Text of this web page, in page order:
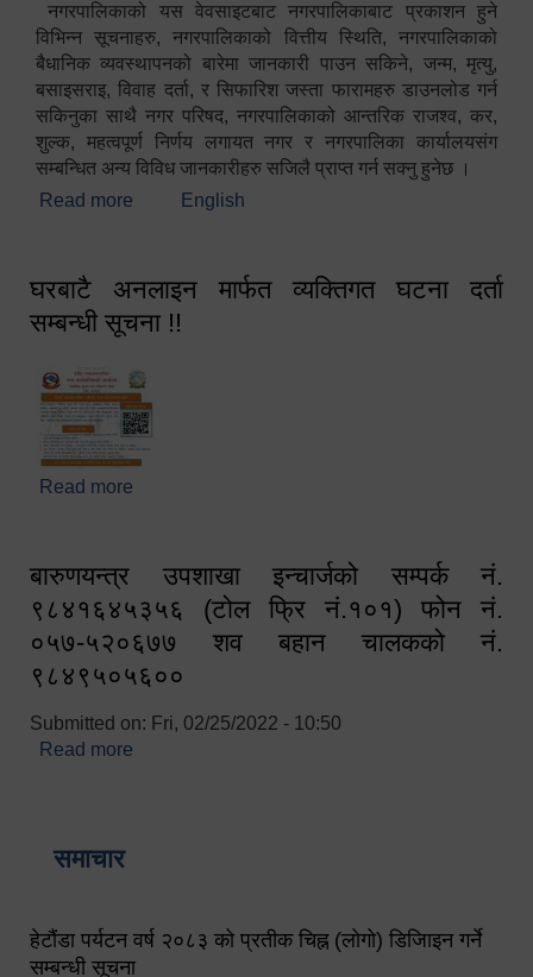
नगरपालिकाको यस वेवसाइटबाट नगरपालिकाबाट प्रकाशन हुने
विभिन्न सूचनाहरु, नगरपालिकाको वित्तीय स्थिति, नगरपालिकाको
बैधानिक व्यवस्थापनको बारेमा जानकारी पाउन सकिने, जन्म, मृत्यु,
बसाइसराइ, विवाह दर्ता, र सिफारिश जस्ता फारामहरु डाउनलोड गर्न
सकिनुका साथै नगर परिषद, नगरपालिकाको आन्तरिक राजश्व, कर,
शुल्क, महत्वपूर्ण निर्णय लगायत नगर र नगरपालिका कार्यालयसंग
सम्बन्धित अन्य विविध जानकारीहरु सजिलै प्राप्त गर्न सक्नु हुनेछ ।
Read more about स्वागतम!!!
English
घरबाटै अनलाइन मार्फत व्यक्तिगत घटना दर्ता
सम्बन्धी सूचना !!
Read more
बारुणयन्त्र उपशाखा इन्चार्जको सम्पर्क नं.
९८४१६४५३५६ (टोल फ्रि नं.१०१) फोन नं.
०५७-५२०६७७ शव बहान चालकको नं.
९८४९५०५६००
Submitted on: Fri, 02/25/2022 - 10:50
Read more
समाचार
हेटौंडा पर्यटन वर्ष २०८३ को प्रतीक चिह्न (लोगो) डिजिाइन गर्ने
सम्बन्धी सूचना